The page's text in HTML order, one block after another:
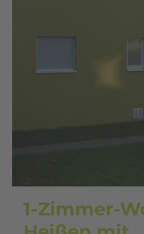
1-Zimmer-